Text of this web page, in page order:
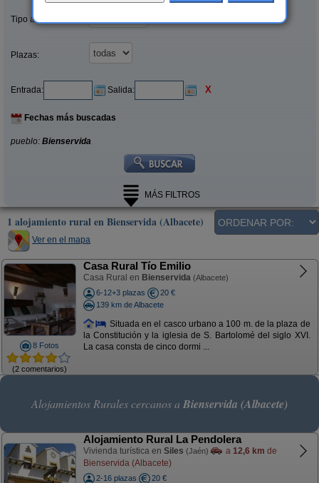
Tipo alquiler:
Plazas:
Entrada: Salida: X
Fechas más buscadas
pueblo: Bienservida
MÁS FILTROS
1 alojamiento rural en Bienservida (Albacete)
Ver en el mapa
8 Fotos
(2 comentarios)
Casa Rural Tío Emilio
Casa Rural en Bienservida (Albacete)
6-12+3 plazas
20 €
139 km de Albacete
Situada en el casco urbano a 100 m. de la plaza de
la Constitución y la iglesia de S. Bartolomé del siglo XVI.
La casa consta de cinco dormi ...
Alojamientos Rurales cercanos a Bienservida (Albacete)
Alojamiento Rural La Pendolera
Vivienda turística en Siles (Jaén) a 12,6 km de
Bienservida (Albacete)
2-16 plazas
20 €